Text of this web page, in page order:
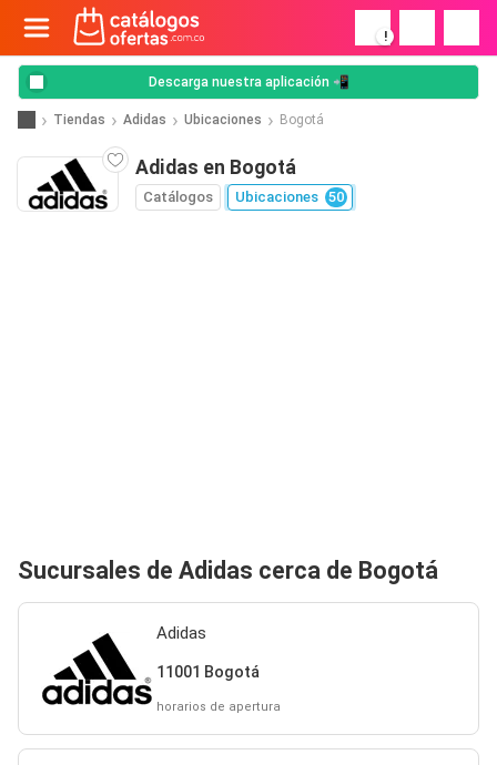
!
Descarga nuestra aplicación 📲
Tiendas Adidas Ubicaciones Bogotá
Adidas en Bogotá
Catálogos Ubicaciones 50
Sucursales de Adidas cerca de Bogotá
Adidas
11001 Bogotá
horarios de apertura